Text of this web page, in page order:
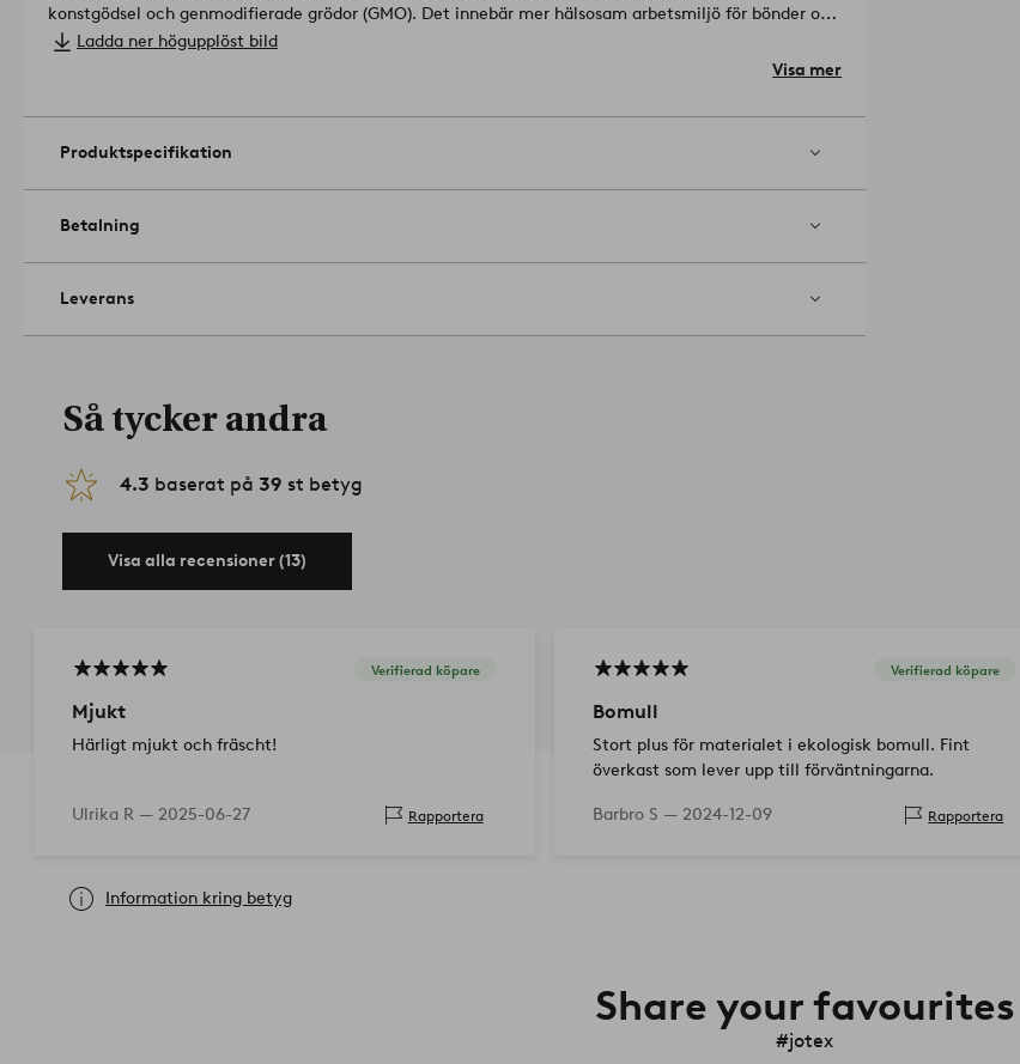
konstgödsel och genmodifierade grödor (GMO). Det innebär mer hälsosam arbetsmiljö för bönder och
bättre jordmån.Material: 100% bomull.
Tips/råd: LILIA är ett program med många olika delar i fina färger som alla matchar varandra, allt
från badrock till kuddfodral.
Ladda ner högupplöst bild
Visa mer
Produktspecifikation
Betalning
Leverans
Så tycker andra
4.3 baserat på 39 st betyg
Visa alla recensioner (13)
Verifierad köpare
Mjukt
Härligt mjukt och fräscht!
Ulrika R — 2025-06-27 Rapportera
Verifierad köpare
Bomull
Stort plus för materialet i ekologisk bomull. Fint
överkast som lever upp till förväntningarna.
Barbro S — 2024-12-09 Rapportera
Information kring betyg
Share your favourites
#jotex